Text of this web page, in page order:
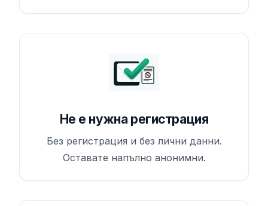
Не е нужна регистрация
Без регистрация и без лични данни.
Оставате напълно анонимни.